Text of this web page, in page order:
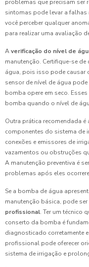
problemas que precisam ser
sintomas pode levar a falhas
você perceber qualquer
para realizar uma avaliação
Averificação do nível de
manutenção. Certifique-se
água, pois isso pode causar
sensor de nível de água
bomba opere em seco.
bomba quando o nível de
Outra prática recomendada é
componentes do sistema de
conexões e emissores de
vazamentos ou obstruções
A manutenção preventiva é
problemas após eles
Se a bomba de água
manutenção básica, pode
profissional. Ter um técnico
conserto da bomba é
diagnosticado corretamente
profissional pode oferecer
sistema de irrigação e